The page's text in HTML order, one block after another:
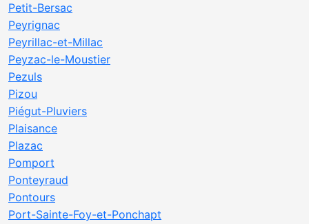
Petit-Bersac
Peyrignac
Peyrillac-et-Millac
Peyzac-le-Moustier
Pezuls
Pizou
Piégut-Pluviers
Plaisance
Plazac
Pomport
Ponteyraud
Pontours
Port-Sainte-Foy-et-Ponchapt